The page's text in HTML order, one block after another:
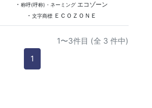
・ 称呼(呼称)・ネーミングエコゾーン
・ 文字商標ＥＣＯＺＯＮＥ
1〜3件目 (全 3 件中)
1